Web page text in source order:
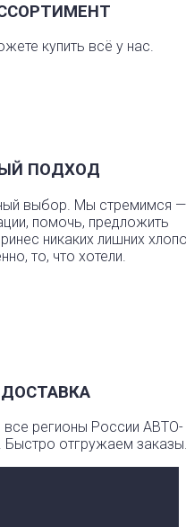
купить всё у нас.
ПОДХОД
выбор. Мы стремимся —
помочь, предложить
никаких лишних
то, что хотели.
регионы России АВТО-
отгружаем